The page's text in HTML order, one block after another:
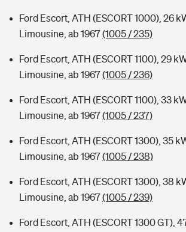
Ford Escort, ATH (ESCORT 1000), 26
Limousine, ab 1967(1005 / 235)
Ford Escort, ATH (ESCORT 1100), 29
Limousine, ab 1967(1005 / 236)
Ford Escort, ATH (ESCORT 1100), 33
Limousine, ab 1967(1005 / 237)
Ford Escort, ATH (ESCORT 1300), 35
Limousine, ab 1967(1005 / 238)
Ford Escort, ATH (ESCORT 1300), 38
Limousine, ab 1967(1005 / 239)
Ford Escort, ATH (ESCORT 1300 GT),